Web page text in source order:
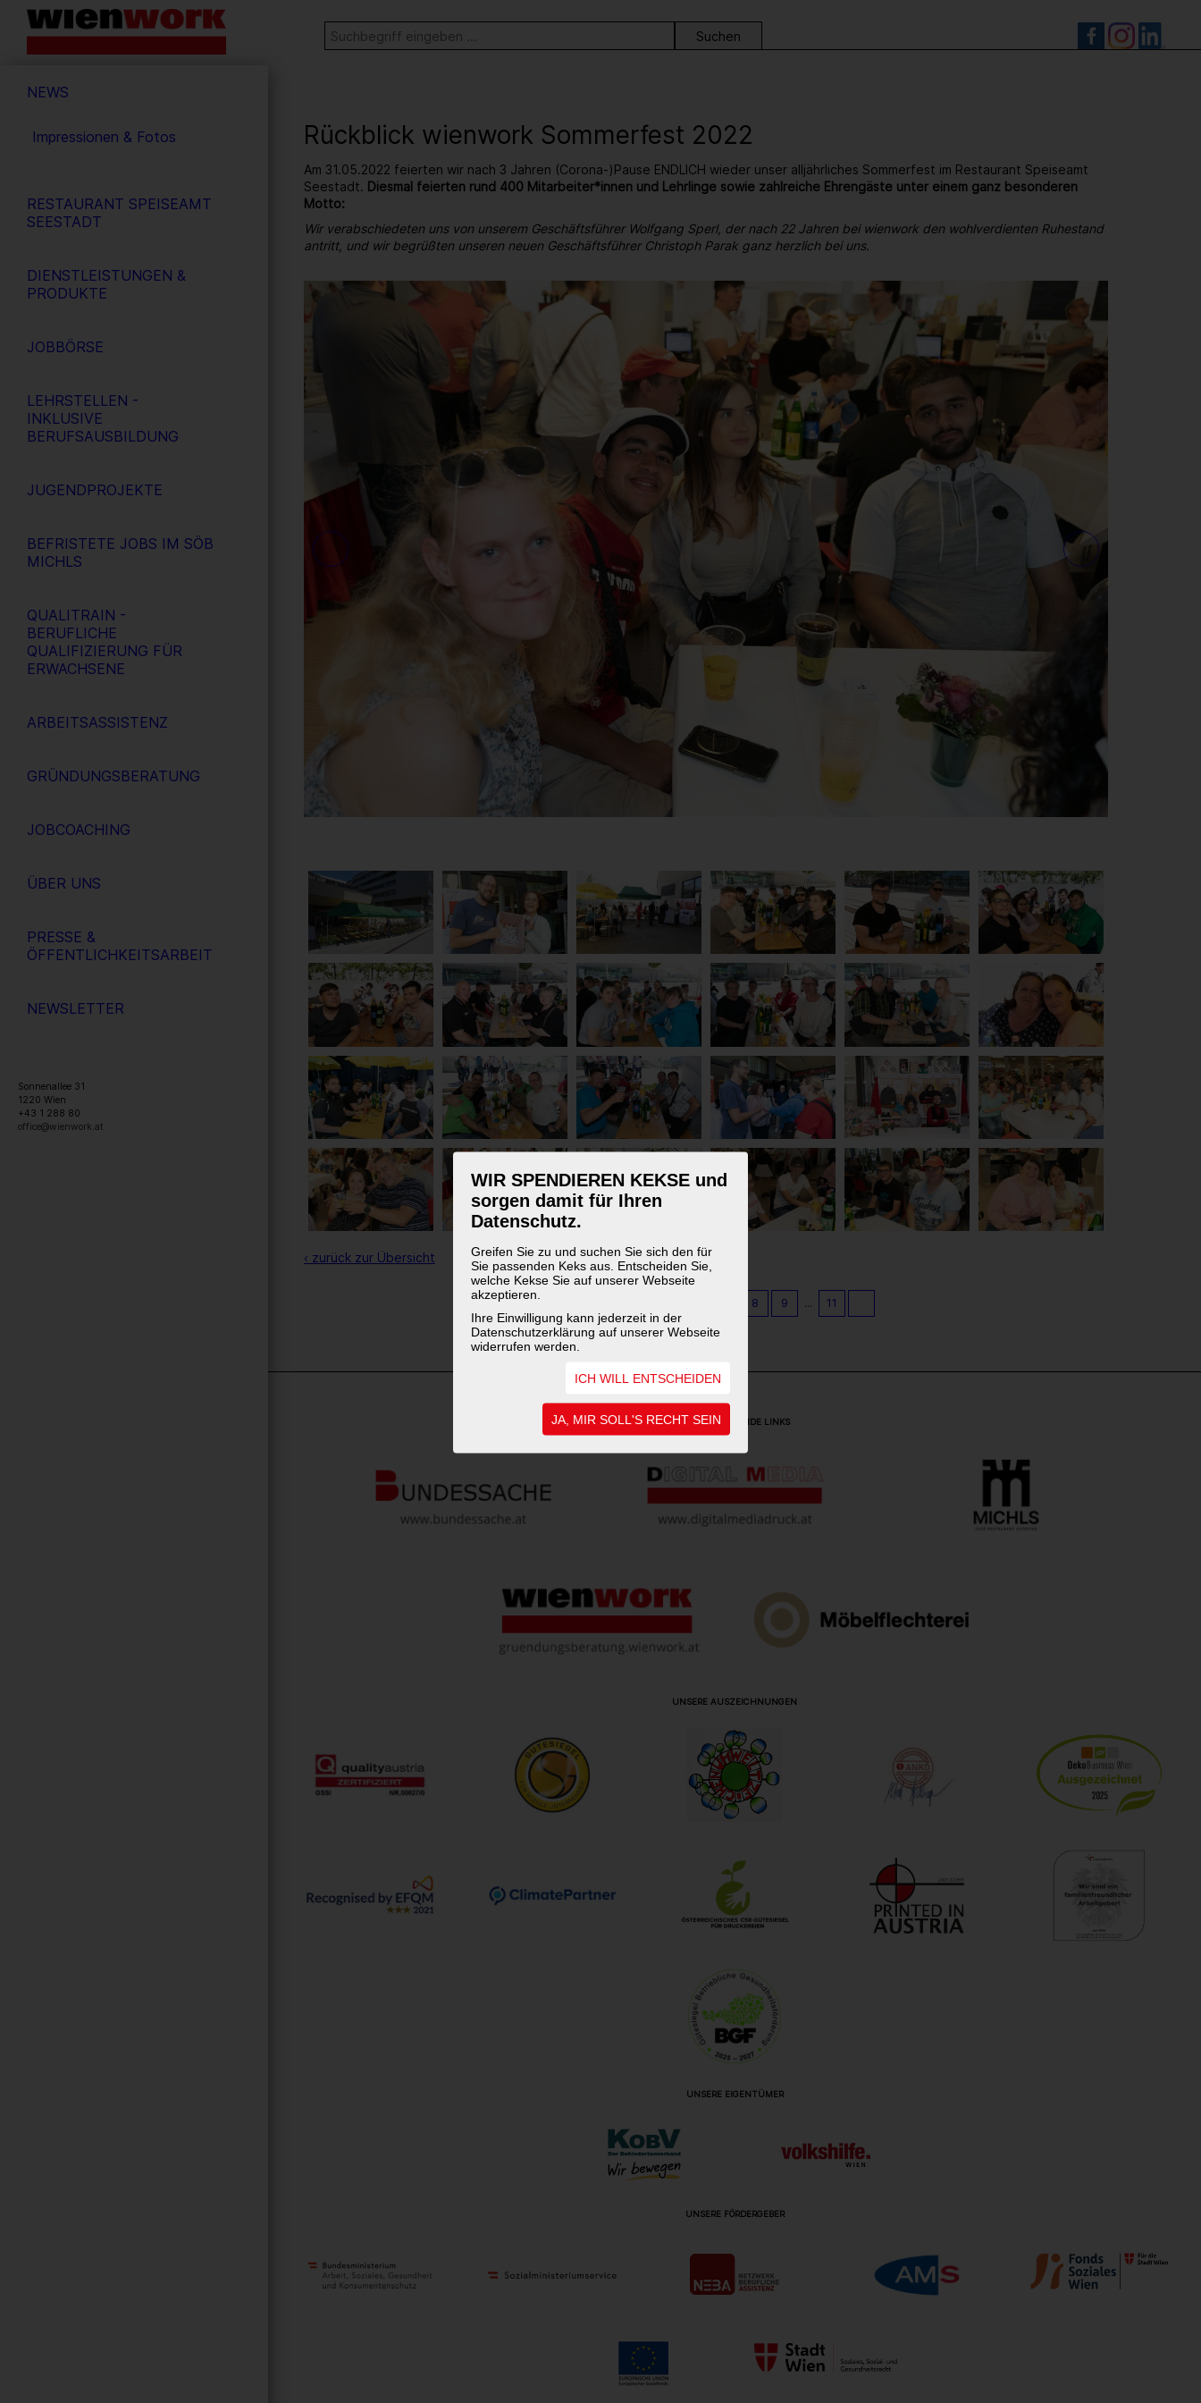
WIR SPENDIEREN KEKSE und
sorgen damit für Ihren
Datenschutz.
Greifen Sie zu und suchen Sie sich den für
Sie passenden Keks aus. Entscheiden Sie,
welche Kekse Sie auf unserer Webseite
akzeptieren.
Ihre Einwilligung kann jederzeit in der
Datenschutzerklärung auf unserer Webseite
widerrufen werden.
ICH WILL ENTSCHEIDEN
JA, MIR SOLL'S RECHT SEIN
Barrierefreie
Bedienung
Webseite
Stichwortsuche
SUCHE
NEWS
Impressionen & Fotos
RESTAURANT SPEISEAMT
SEESTADT
DIENSTLEISTUNGEN &
PRODUKTE
JOBBÖRSE
LEHRSTELLEN -
INKLUSIVE
BERUFSAUSBILDUNG
JUGENDPROJEKTE
BEFRISTETE JOBS IM SÖB
MICHLS
QUALITRAIN -
BERUFLICHE
QUALIFIZIERUNG FÜR
ERWACHSENE
ARBEITSASSISTENZ
GRÜNDUNGSBERATUNG
JOBCOACHING
ÜBER UNS
PRESSE &
ÖFFENTLICHKEITSARBEIT
NEWSLETTER
Sonnenallee 31
1220 Wien
+43 1 288 80
office@wienwork.at
Rückblick wienwork Sommerfest 2022
Am 31.05.2022 feierten wir nach 3 Jahren (Corona-)Pause ENDLICH wieder unser alljährliches Sommerfest im Restaurant Speiseamt
Seestadt. Diesmal feierten rund 400 Mitarbeiter*innen und Lehrlinge sowie zahlreiche Ehrengäste unter einem ganz besonderen
Motto:
Wir verabschiedeten uns von unserem Geschäftsführer Wolfgang Sperl, der nach 22 Jahren bei wienwork den wohlverdienten Ruhestand
antritt, und wir begrüßten unseren neuen Geschäftsführer Christoph Parak ganz herzlich bei uns.
‹ zurück zur Übersicht
8 9 ... 11
WEITERFÜHRENDE LINKS
UNSERE AUSZEICHNUNGEN
UNSERE EIGENTÜMER
UNSERE FÖRDERGEBER